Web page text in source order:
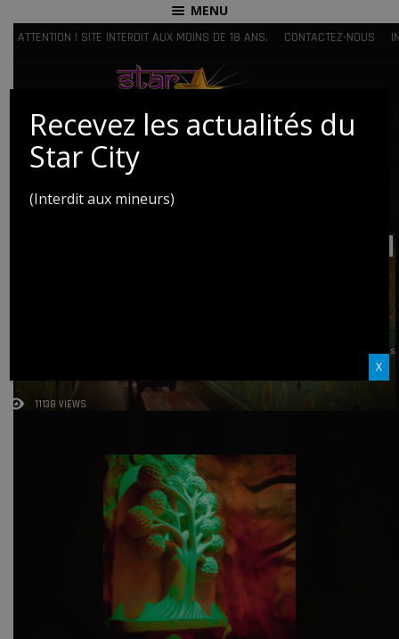
MENU
ATTENTION ! SITE INTERDIT AUX MOINS DE 18 ANS. CONTACTEZ-NOUS
vêtements au vestiaire. Paréos et serviettes vous sont fournis par nos soins. Vous
11138 VIEWS
Recevez les actualités du
Star City
(Interdit aux mineurs)
X